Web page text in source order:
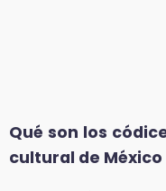
Qué son los
cultural de México